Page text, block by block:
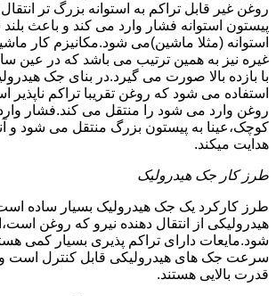
روغن غیر قابل تراکم به استوانه بزرگ تر
پیستون استوانه فشار وارد می کند و باعث
استوانه (مثلا ماشین)می شود.مکانیزم کار
غیره نیز به همین ترتیب می باشد که در عین
با بازده بالا صورت می گیرد.در بنای جک
استفاده می شود که روغن تقریبا تراکم ناپذیر
روغن وارد می شود را منتقل می کند.فشار
کوچک،عینا به پیستون بزرگ منتقل می شود و
هدایت میکند.
طرز کار جک هیدرولیک
طرز کارکرد یک جک هیدرولیک بسیار ساده
هیدرولیکی از انتقال دهنده نیرو که روغن
شود.مایعات دارای تراکم پذیری بسیار کمی
سرعت جک های هیدرولیکی قابل کنترل است
قدرت بالایی هستند.